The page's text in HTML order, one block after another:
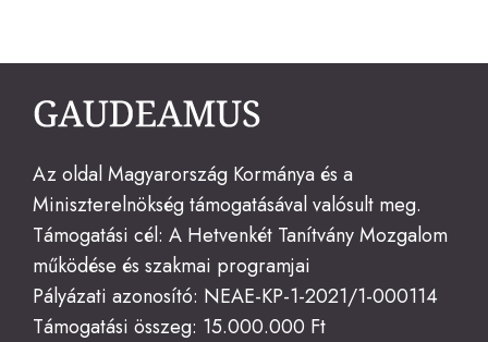
Az oldal Magyarország Kormánya és a
Miniszterelnökség támogatásával valósult meg.
Támogatási cél: A Hetvenkét Tanítvány Mozgalom
működése és szakmai programjai
Pályázati azonosító: NEAE-KP-1-2021/1-000114
Támogatási összeg: 15.000.000 Ft